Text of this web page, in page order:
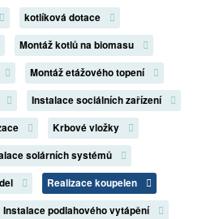
kotlíková dotace
Montáž kotlů na biomasu
Montáž etážového topení
Instalace sociálních zařízení
Krbové vložky
solárních systémů
Realizace koupelen
Instalace podlahového vytápění